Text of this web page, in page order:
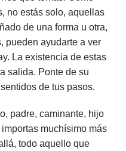
no estás solo, aquellas
de una forma u otra,
pueden ayudarte a ver
La existencia de estas
salida. Ponte de su
de tus pasos.
padre, caminante, hijo
muchísimo más
todo aquello que